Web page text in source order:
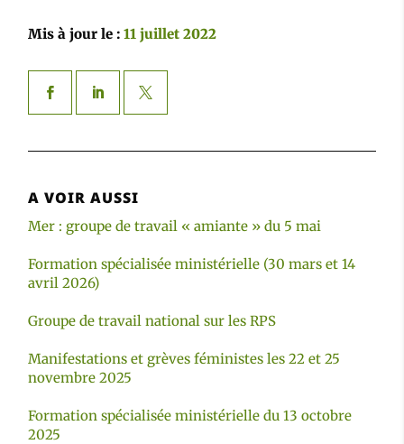
Mis à jour le :11 juillet 2022
A VOIR AUSSI
Mer : groupe de travail « amiante » du 5 mai
Formation spécialisée ministérielle (30 mars et 14
avril 2026)
Groupe de travail national sur les RPS
Manifestations et grèves féministes les 22 et 25
novembre 2025
Formation spécialisée ministérielle du 13 octobre
2025